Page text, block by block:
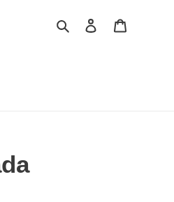
Tìm kiếmĐăng nhập